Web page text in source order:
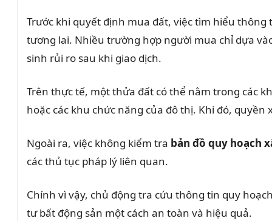
Trước khi quyết định mua đất, việc tìm hiểu
tương lai. Nhiều trường hợp người mua chỉ dựa
sinh rủi ro sau khi giao dịch.
Trên thực tế, một thửa đất có thể nằm trong các
hoặc các khu chức năng của đô thị. Khi đó,
Ngoài ra, việc không kiểm tra bản đồ quy hoạch
các thủ tục pháp lý liên quan.
Chính vì vậy, chủ động tra cứu thông tin quy
tư bất động sản một cách an toàn và hiệu quả.